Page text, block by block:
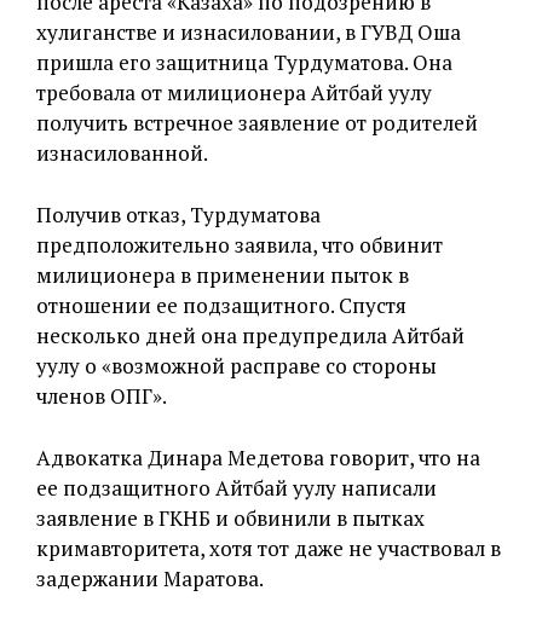
хулиганстве и изнасиловании, в ГУВД Оша
пришла его защитница Турдуматова. Она
требовала от милиционера Айтбай уулу
получить встречное заявление от родителей
изнасилованной.
Получив отказ, Турдуматова
предположительно заявила, что обвинит
милиционера в применении пыток в
отношении ее подзащитного. Спустя
несколько дней она предупредила Айтбай
уулу о «возможной расправе со стороны
членов ОПГ».
Адвокатка Динара Медетова говорит, что на
ее подзащитного Айтбай уулу написали
заявление в ГКНБ и обвинили в пытках
кримавторитета, хотя тот даже не участвовал в
задержании Маратова.